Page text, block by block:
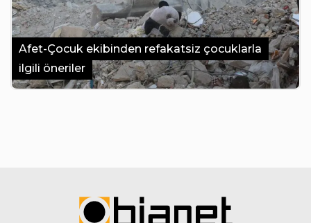
Afet-Çocuk ekibinden refakatsiz çocuklarla
ilgili öneriler